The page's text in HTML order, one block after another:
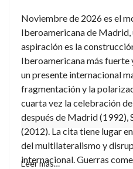
Noviembre de 2026 es el
Iberoamericana de Madrid,
aspiración es la
Iberoamericana más fuerte
un presente internacional
fragmentación y la
cuarta vez la celebración
después de Madrid (1992),
(2012). La cita tiene lugar
del multilateralismo y
internacional. Guerras
Leer más…